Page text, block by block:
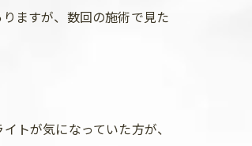
ますが、数回の施術で見た
トが気になっていた方が、